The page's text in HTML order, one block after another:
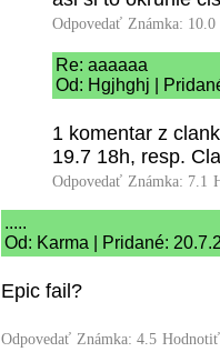
Odpovedať Známka: 10.0
Re: aaaaaa
Od: Hgjhghj |
1 komentar z
19.7 18h, resp.
Odpovedať Známka: 7.1
.....
Od: Karma | Pridané:
Epic fail?
Odpovedať Známka: 4.5